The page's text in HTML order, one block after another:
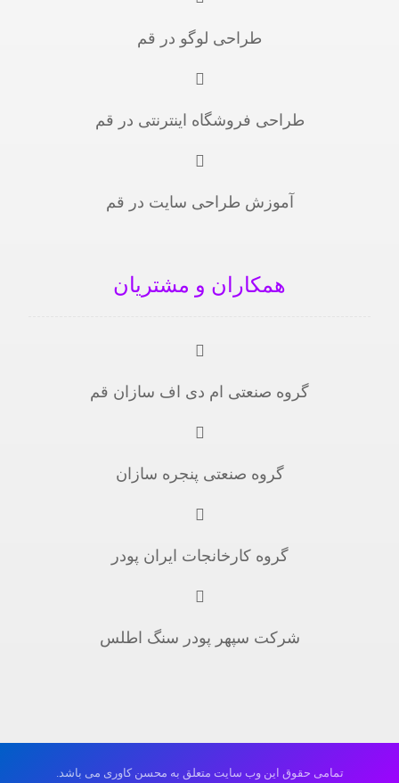
طراحی لوگو در قم
طراحی فروشگاه اینترنتی در قم
آموزش طراحی سایت در قم
همکاران و مشتریان
گروه صنعتی ام دی اف سازان قم
گروه صنعتی پنجره سازان
گروه کارخانجات ایران پودر
شرکت سپهر پودر سنگ اطلس
تمامی حقوق این وب سایت متعلق به محسن کاوری می باشد.